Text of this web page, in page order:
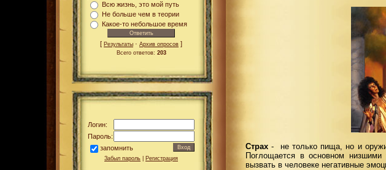
Всю жизнь, это мой путь
Не больше чем в теории
Какое-то небольшое время
[ Результаты · Архив опросов ]
Всего ответов: 203
Логин:
Пароль:
запомнить
Забыл пароль Регистрация
Страх -
не только пища, но и
Поглощается в основном
вызвать в человеке негативные